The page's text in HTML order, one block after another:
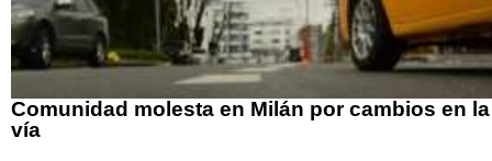
Comunidad molesta en Milán por cambios en la
vía